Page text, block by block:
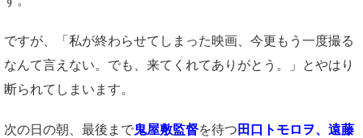
ですが、「私が終わらせてしまった映画、今更もう一度撮る
なんて言えない。でも、来てくれてありがとう。」とやはり
断られてしまいます。
次の日の朝、最後まで鬼屋敷監督を待つ 田口トモロヲ、遠藤